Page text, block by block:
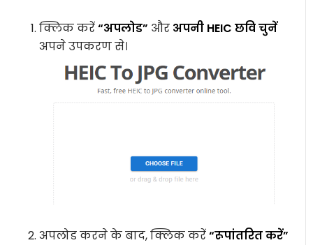
क्लिक करें“अपलोड” और अपनी HEIC छवि चुनें
अपने उपकरण से।
अपलोड करने के बाद, क्लिक करें“रूपांतरित करें”